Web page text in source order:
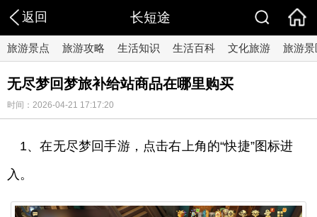
返回 长短途
旅游景点 旅游攻略 生活知识 生活百科 文化旅游 旅游景
无尽梦回梦旅补给站商品在哪里购买
时间：2026-04-21 17:17:20
1、在无尽梦回手游，点击右上角的“快捷”图标进
入。